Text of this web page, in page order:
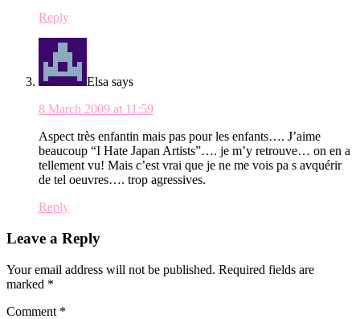
Reply
Elsa says
8 March 2009 at 11:59
Aspect très enfantin mais pas pour les enfants…. J’aime
beaucoup “I Hate Japan Artists”…. je m’y retrouve… on en a
tellement vu! Mais c’est vrai que je ne me vois pa s avquérir
de tel oeuvres…. trop agressives.
Reply
Leave a Reply
Your email address will not be published. Required fields are
marked *
Comment *